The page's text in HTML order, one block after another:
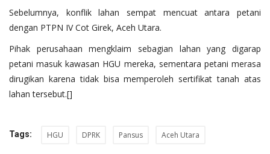
‎Sebelumnya, konflik lahan sempat mencuat antara petani
dengan PTPN IV Cot Girek, Aceh Utara.
‎Pihak perusahaan mengklaim sebagian lahan yang digarap
petani masuk kawasan HGU mereka, sementara petani merasa
dirugikan karena tidak bisa memperoleh sertifikat tanah atas
lahan tersebut.[]
Tags: HGU DPRK Pansus Aceh Utara